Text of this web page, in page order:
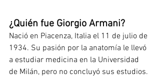
¿Quién fue Giorgio Armani?
Nació en Piacenza, Italia el 11 de julio de
1934. Su pasión por la anatomía le llevó
a estudiar medicina en la Universidad
de Milán, pero no concluyó sus estudios.